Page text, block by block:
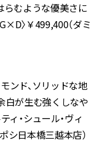
らむような優美さに
〉￥499,400（ダミ
ンド、ソリッドな地
白が生む強くしなや
ィ・シュール・ヴィ
シ日本橋三越本店）